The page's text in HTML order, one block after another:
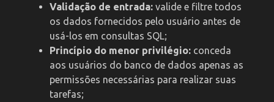
Validação de entrada: valide e filtre todos
os dados fornecidos pelo usuário antes de
usá-los em consultas SQL;
Princípio do menor privilégio: conceda
aos usuários do banco de dados apenas as
permissões necessárias para realizar suas
tarefas;